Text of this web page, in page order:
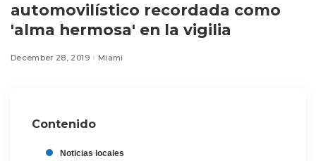
automovilístico recordada como
'alma hermosa' en la vigilia
December 28, 2019 Miami
Contenido
Noticias locales